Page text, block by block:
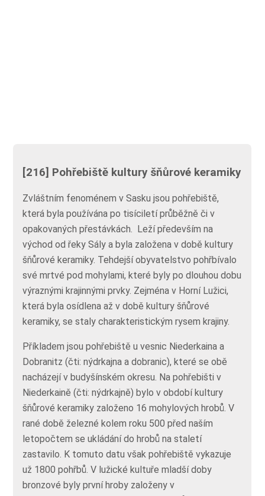
[216] Pohřebiště kultury šňůrové keramiky
Zvláštním fenoménem v Sasku jsou pohřebiště,
která byla používána po tisíciletí průběžně či v
opakovaných přestávkách. Leží především na
východ od řeky Sály a byla založena v době kultury
šňůrové keramiky. Tehdejší obyvatelstvo pohřbívalo
své mrtvé pod mohylami, které byly po dlouhou dobu
výraznými krajinnými prvky. Zejména v Horní Lužici,
která byla osídlena až v době kultury šňůrové
keramiky, se staly charakteristickým rysem krajiny.
Příkladem jsou pohřebiště u vesnic Niederkaina a
Dobranitz (čti: nýdrkajna a dobranic), které se obě
nacházejí v budyšínském okresu. Na pohřebišti v
Niederkaině (čti: nýdrkajně) bylo v období kultury
šňůrové keramiky založeno 16 mohylových hrobů. V
rané době železné kolem roku 500 před naším
letopočtem se ukládání do hrobů na staletí
zastavilo. K tomuto datu však pohřebiště vykazuje
už 1800 pohřbů. V lužické kultuře mladší doby
bronzové byly první hroby založeny v